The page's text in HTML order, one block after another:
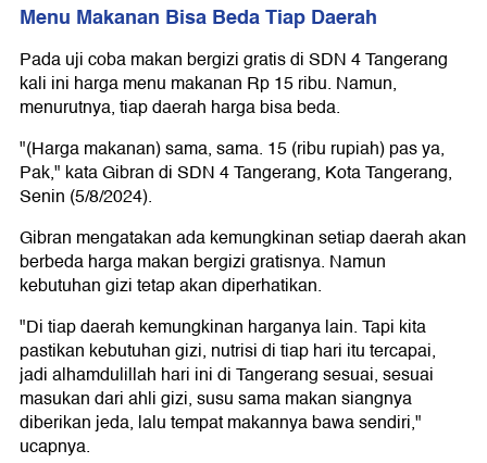
Menu Makanan Bisa Beda Tiap Daerah
Pada uji coba makan bergizi gratis di SDN 4 Tangerang
kali ini harga menu makanan Rp 15 ribu. Namun,
menurutnya, tiap daerah harga bisa beda.
"(Harga makanan) sama, sama. 15 (ribu rupiah) pas ya,
Pak," kata Gibran di SDN 4 Tangerang, Kota Tangerang,
Senin (5/8/2024).
Gibran mengatakan ada kemungkinan setiap daerah akan
berbeda harga makan bergizi gratisnya. Namun
kebutuhan gizi tetap akan diperhatikan.
"Di tiap daerah kemungkinan harganya lain. Tapi kita
pastikan kebutuhan gizi, nutrisi di tiap hari itu tercapai,
jadi alhamdulillah hari ini di Tangerang sesuai, sesuai
masukan dari ahli gizi, susu sama makan siangnya
diberikan jeda, lalu tempat makannya bawa sendiri,"
ucapnya.